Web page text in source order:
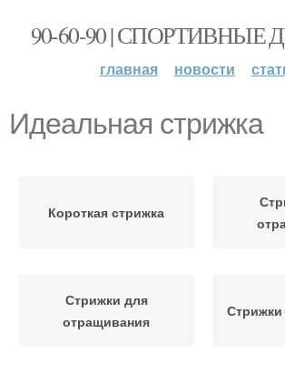
90-60-90 | СПОРТИВНЫЕ
главная новости
Идеальная стрижка
Короткая стрижка
Стрижки для
отращивания